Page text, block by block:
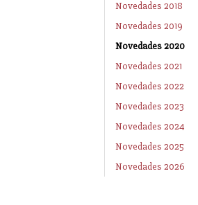
Novedades 2018
Novedades 2019
Novedades 2020
Novedades 2021
Novedades 2022
Novedades 2023
Novedades 2024
Novedades 2025
Novedades 2026